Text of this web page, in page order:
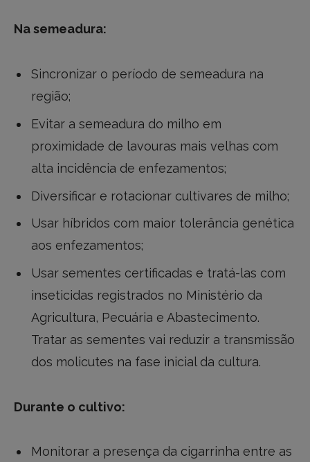
Na semeadura:
Sincronizar o período de semeadura na
região;
Evitar a semeadura do milho em
proximidade de lavouras mais velhas com
alta incidência de enfezamentos;
Diversificar e rotacionar cultivares de milho;
Usar híbridos com maior tolerância genética
aos enfezamentos;
Usar sementes certificadas e tratá-las com
inseticidas registrados no Ministério da
Agricultura, Pecuária e Abastecimento.
Tratar as sementes vai reduzir a transmissão
dos molicutes na fase inicial da cultura.
Durante o cultivo:
Monitorar a presença da cigarrinha entre as